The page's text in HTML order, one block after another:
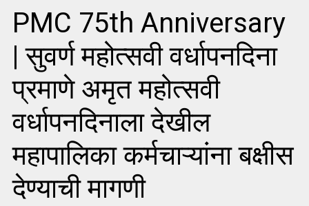
PMC 75th Anniversary
| सुवर्ण महोत्सवी वर्धापनदिना
प्रमाणे अमृत महोत्सवी
वर्धापनदिनाला देखील
महापालिका कर्मचाऱ्यांना बक्षीस
देण्याची मागणी